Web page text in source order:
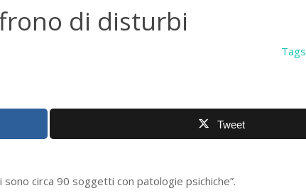
di disturbi
Tags
Tweet
circa 90 soggetti con patologie psichiche”.